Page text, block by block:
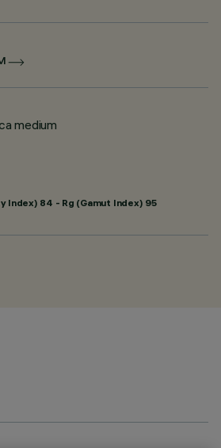
medium
Index) 84 - Rg (Gamut Index) 95